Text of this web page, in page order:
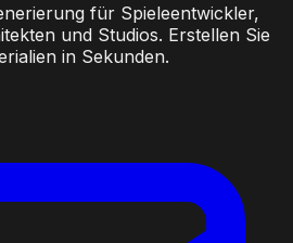
für Spieleentwickler,
und Studios. Erstellen Sie
in Sekunden.